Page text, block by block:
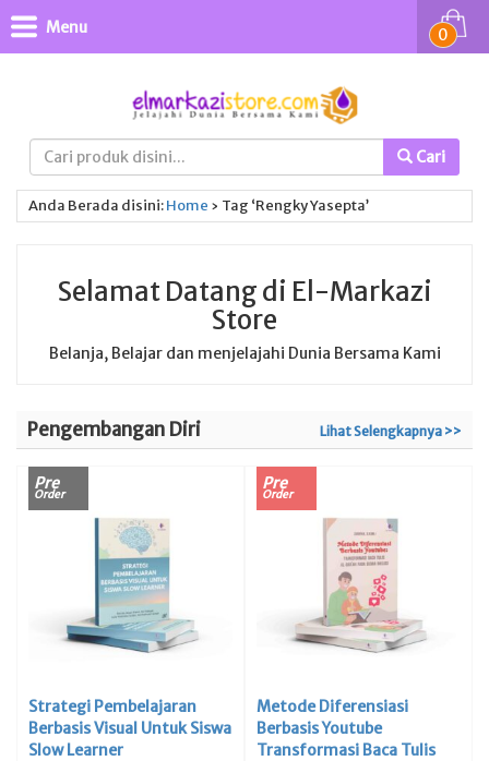
Cari
0
Menu
Anda Berada disini:Home › Tag ‘Rengky Yasepta’
Selamat Datang di El-Markazi
Store
Belanja, Belajar dan menjelajahi Dunia Bersama Kami
Pengembangan Diri Lihat Selengkapnya >>
Pre
Order
Strategi Pembelajaran
Berbasis Visual Untuk Siswa
Slow Learner
Pre
Order
Metode Diferensiasi
Berbasis Youtube
Transformasi Baca Tulis